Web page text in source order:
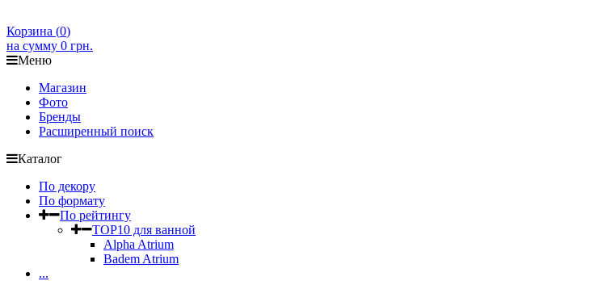
Корзина (0)
на сумму 0 грн.
Меню
Магазин
Фото
Бренды
Расширенный поиск
Каталог
По декору
По формату
По рейтингу
TOP10 для ванной
Alpha Atrium
Badem Atrium
...